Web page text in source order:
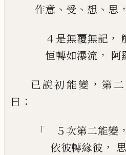
作意 、 受 、 想 、 思 ，
４是無覆無記 ，
恒轉如瀑流 ， 阿
已說初能變 ，第
曰 ：
「 ５次第二能變 ，
依彼轉緣彼 ，